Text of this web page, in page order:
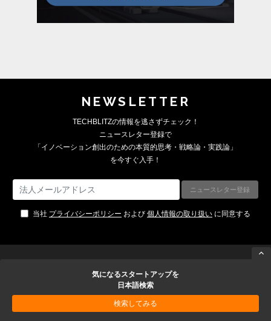
NEWSLETTER
TECHBLITZの情報を逃さずチェック！
ニュースレター登録で
「イノベーション創出のための本質的思考・戦略論・実践論」
を今すぐ入手！
当社 プライバシーポリシー および 個人情報の取り扱い に同意する
気になるスタートアップを
日本語検索
検索してみる